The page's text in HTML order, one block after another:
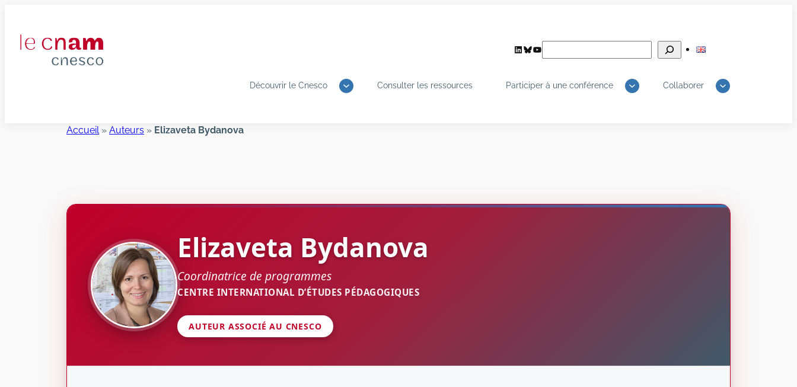
contenu
LinkedIn
Bluesky
YouTube
Découvrir le Cnesco Consulter les ressources Participer à une conférence Collaborer
Accueil» Auteurs » Elizaveta Bydanova
Elizaveta Bydanova
Coordinatrice de programmes
CENTRE INTERNATIONAL D’ÉTUDES PÉDAGOGIQUES
AUTEUR ASSOCIÉ AU CNESCO